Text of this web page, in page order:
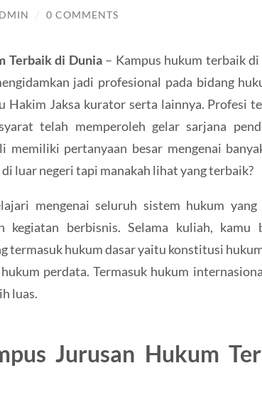
/ 0 COMMENTS
Terbaik di Dunia– Kampus hukum terbaik di
jadi profesional pada bidang
Hakim Jaksa kurator serta lainnya. Profesi
telah memperoleh gelar sarjana
memiliki pertanyaan besar mengenai
luar negeri tapi manakah lihat yang terbaik?
mengenai seluruh sistem hukum
kegiatan berbisnis. Selama kuliah, kamu
termasuk hukum dasar yaitu konstitusi
perdata. Termasuk hukum
luas.
Jurusan Hukum